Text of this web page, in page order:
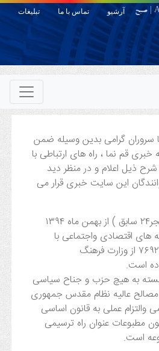
| صبح تبلیغات تماس با ما آرشیو
سروران گرامی بدین وسیله ضمن
قم نما ، راه های ارتباطی با
ذیل اعلام و در منظر دید
این سایت خبری قرار می
پایگاه خبری قم نما (فجر۲۴ سابق ) از بهمن ماه ۱۳۹۴
های اقتصادی واجتماعی با
شماره مجوز فعالیت ۷۶۹۲۴ از وزارت فرهنگ
است.
به هیچ حزب و جناح سیاسی
عالیه نظام مقدس جمهوری
والتزام عملی به قانون اساسی
مطبوعات عنوان راه ترسیمی
است.